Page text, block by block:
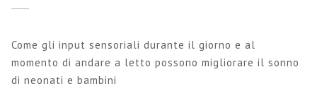
Come gli input sensoriali durante il giorno e al
momento di andare a letto possono migliorare il sonno
di neonati e bambini